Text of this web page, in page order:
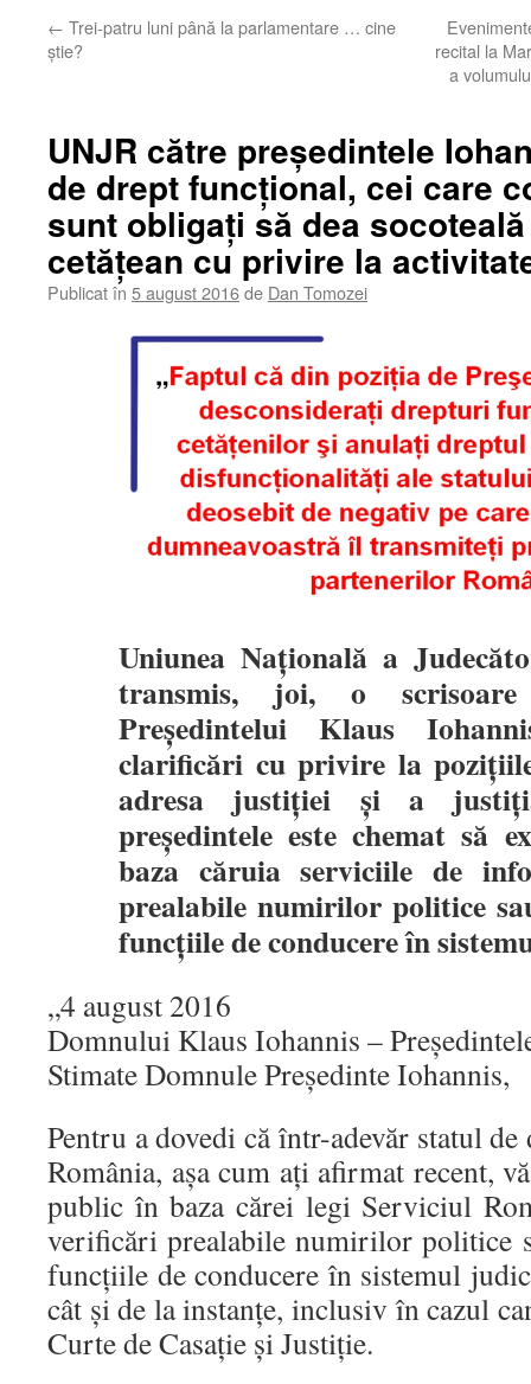
← Trei-patru luni până la parlamentare … cine
ştie?
recital la
a
UNJR către preşedintele
de drept funcţional, cei care
sunt obligaţi să dea
cetăţean cu privire la
Publicat în 5 august 2016de Dan Tomozei
Uniunea Naţională a
transmis, joi, o scrisoare
Preşedintelui Klaus
clarificări cu privire la
adresa justiţiei şi a
preşedintele este chemat să
baza căruia serviciile de
prealabile numirilor politice
funcţiile de conducere în
„4 august 2016
Domnului Klaus Iohannis –
Stimate Domnule Preşedinte Iohannis,
Pentru a dovedi că într-adevăr statul
România, aşa cum aţi afirmat recent,
public în baza cărei legi Serviciul
verificări prealabile numirilor politice
funcţiile de conducere în sistemul
cât şi de la instanţe, inclusiv în cazul
Curte de Casaţie şi Justiţie.